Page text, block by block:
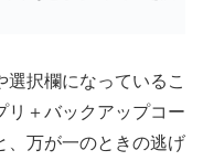
択欄になっているこ
リ＋バックアップコー
、万が一のときの逃げ